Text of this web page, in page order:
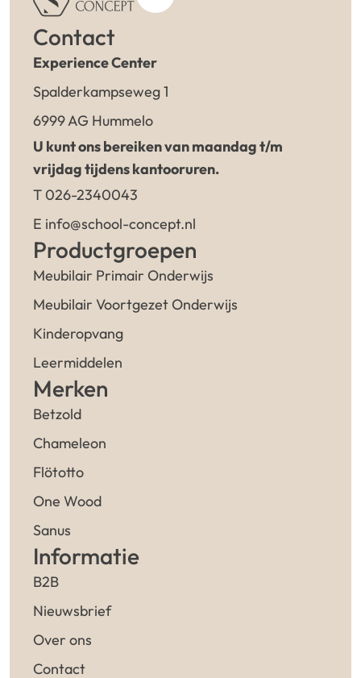
Contact
Experience Center
Spalderkampseweg 1
6999 AG Hummelo
U kunt ons bereiken van maandag t/m
vrijdag tijdens kantooruren.
T 026-2340043
E info@school-concept.nl
Productgroepen
Meubilair Primair Onderwijs
Meubilair Voortgezet Onderwijs
Kinderopvang
Leermiddelen
Merken
Betzold
Chameleon
Flötotto
One Wood
Sanus
Informatie
B2B
Nieuwsbrief
Over ons
Contact